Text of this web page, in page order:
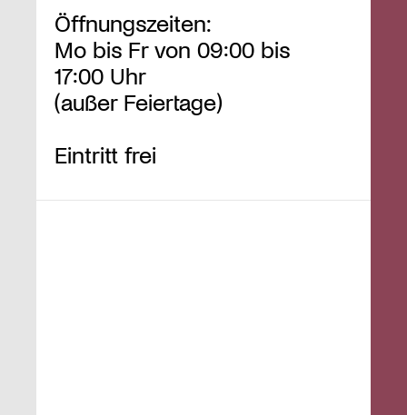
Öffnungszeiten:
Mo bis Fr von 09:00 bis
17:00 Uhr
(außer Feiertage)
Eintritt frei